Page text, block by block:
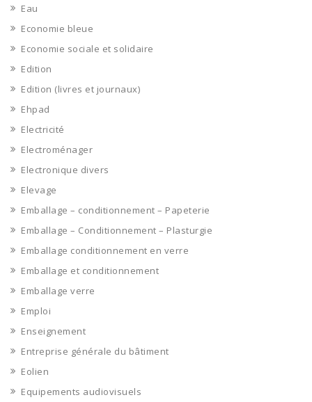
Eau
Economie bleue
Economie sociale et solidaire
Edition
Edition (livres et journaux)
Ehpad
Electricité
Electroménager
Electronique divers
Elevage
Emballage – conditionnement – Papeterie
Emballage – Conditionnement – Plasturgie
Emballage conditionnement en verre
Emballage et conditionnement
Emballage verre
Emploi
Enseignement
Entreprise générale du bâtiment
Eolien
Equipements audiovisuels